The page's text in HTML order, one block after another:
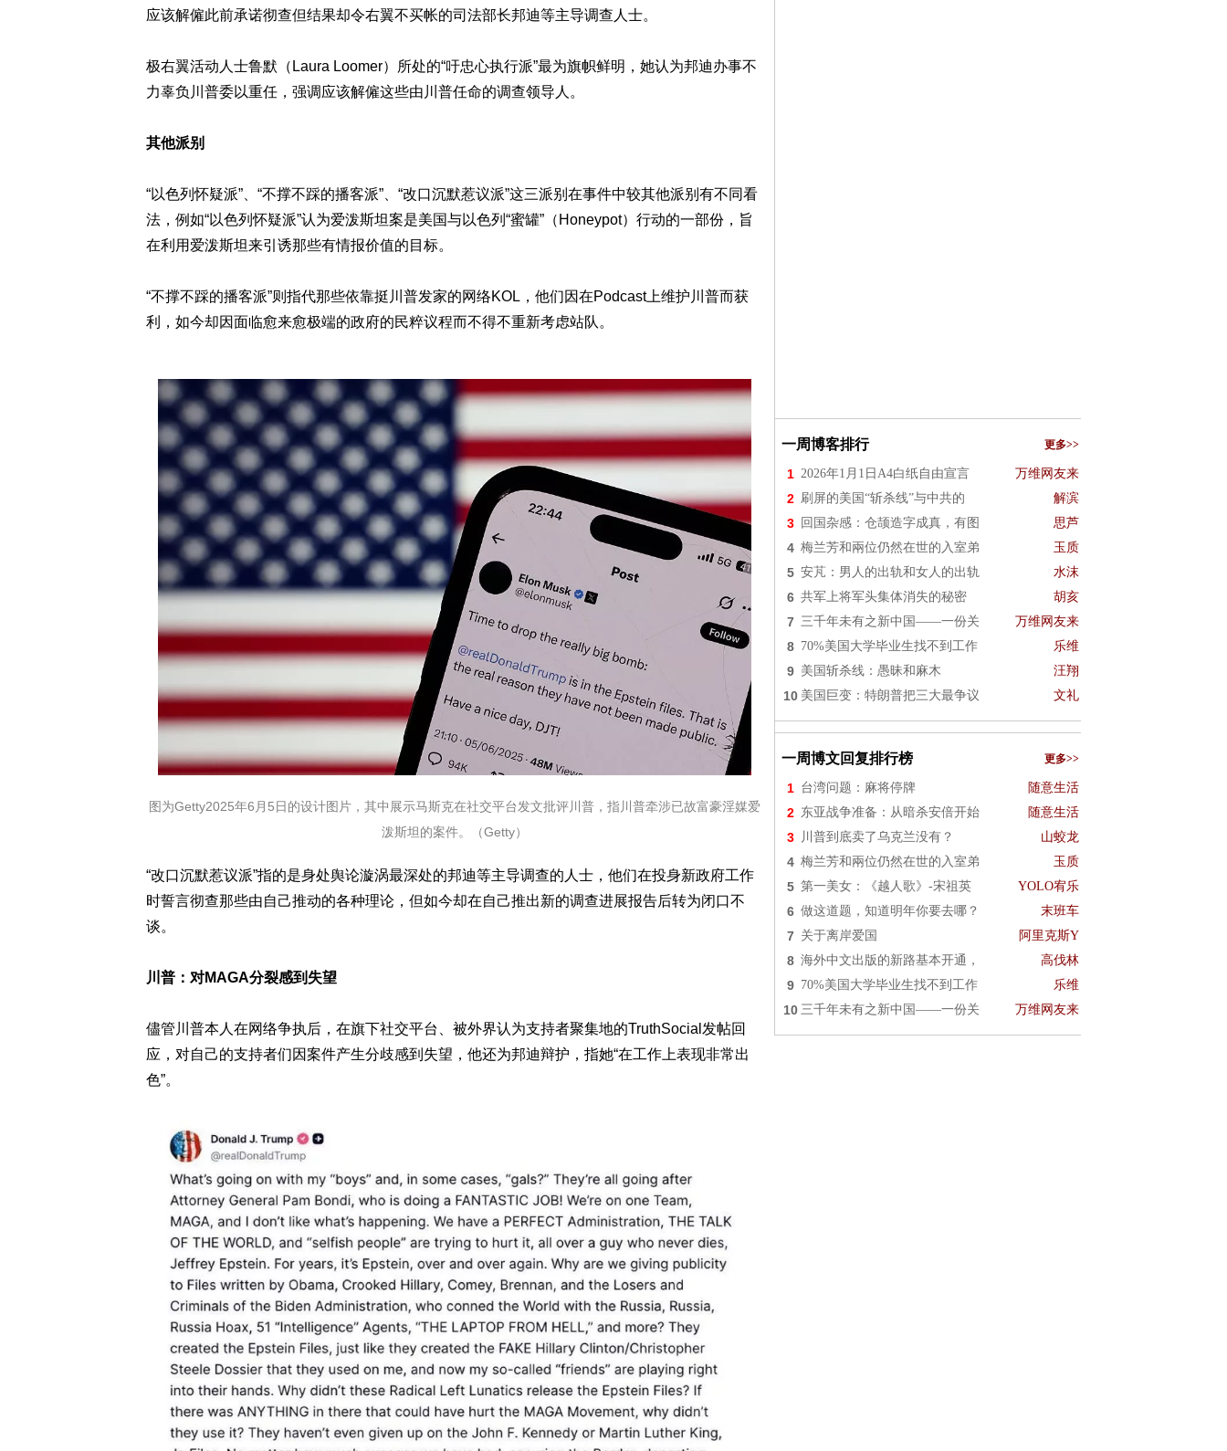
应该解僱此前承诺彻查但结果却令右翼不买帐的司法部长邦迪等主导调查人士。
极右翼活动人士鲁默（Laura Loomer）所处的“吁忠心执行派”最为旗帜鲜明，她认为邦迪办事不
力辜负川普委以重任，强调应该解僱这些由川普任命的调查领导人。
其他派别
“以色列怀疑派”、“不撑不踩的播客派”、“改口沉默惹议派”这三派别在事件中较其他派别有不同看
法，例如“以色列怀疑派”认为爱泼斯坦案是美国与以色列“蜜罐”（Honeypot）行动的一部份，旨
在利用爱泼斯坦来引诱那些有情报价值的目标。
“不撑不踩的播客派”则指代那些依靠挺川普发家的网络KOL，他们因在Podcast上维护川普而获
利，如今却因面临愈来愈极端的政府的民粹议程而不得不重新考虑站队。
图为Getty2025年6月5日的设计图片，其中展示马斯克在社交平台发文批评川普，指川普牵涉已故富豪淫媒爱
泼斯坦的案件。（Getty）
“改口沉默惹议派”指的是身处舆论漩涡最深处的邦迪等主导调查的人士，他们在投身新政府工作
时誓言彻查那些由自己推动的各种理论，但如今却在自己推出新的调查进展报告后转为闭口不
谈。
川普：对MAGA分裂感到失望
儘管川普本人在网络争执后，在旗下社交平台、被外界认为支持者聚集地的TruthSocial发帖回
应，对自己的支持者们因案件产生分歧感到失望，他还为邦迪辩护，指她“在工作上表现非常出
色”。
一周博客排行 更多>>
1 2026年1月1日A4白纸自由宣言 万维网友来
2 刷屏的美国“斩杀线”与中共的 解滨
3 回国杂感：仓颉造字成真，有图 思芦
4 梅兰芳和兩位仍然在世的入室弟 玉质
5 安芃：男人的出轨和女人的出轨 水沫
6 共军上将军头集体消失的秘密 胡亥
7 三千年未有之新中国——一份关 万维网友来
8 70%美国大学毕业生找不到工作 乐维
9 美国斩杀线：愚昧和麻木 汪翔
10 美国巨变：特朗普把三大最争议 文礼
一周博文回复排行榜 更多>>
1 台湾问题：麻将停牌 随意生活
2 东亚战争准备：从暗杀安倍开始 随意生活
3 川普到底卖了乌克兰没有？ 山蛟龙
4 梅兰芳和兩位仍然在世的入室弟 玉质
5 第一美女：《越人歌》-宋祖英 YOLO宥乐
6 做这道题，知道明年你要去哪？ 末班车
7 关于离岸爱国 阿里克斯Y
8 海外中文出版的新路基本开通， 高伐林
9 70%美国大学毕业生找不到工作 乐维
10 三千年未有之新中国——一份关 万维网友来